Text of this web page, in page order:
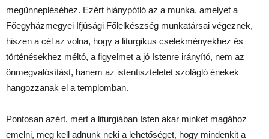
megünnepléséhez. Ezért hiánypótló az a munka, amelyet a
Főegyházmegyei Ifjúsági Főlelkészség munkatársai végeznek,
hiszen a cél az volna, hogy a liturgikus cselekményekhez és
történésekhez méltó, a figyelmet a jó Istenre irányító, nem az
önmegvalósítást, hanem az istentiszteletet szolágló énekek
hangozzanak el a templomban.
Pontosan azért, mert a liturgiában Isten akar minket magához
emelni, meg kell adnunk neki a lehetőséget, hogy mindenkit a